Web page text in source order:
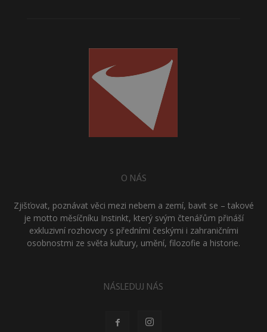
O NÁS
Zjišťovat, poznávat věci mezi nebem a zemí, bavit se – takové
je motto měsíčníku Instinkt, který svým čtenářům přináší
exkluzivní rozhovory s předními českými i zahraničními
osobnostmi ze světa kultury, umění, filozofie a historie.
NÁSLEDUJ NÁS